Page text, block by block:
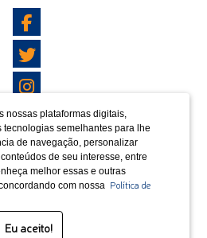
nossas plataformas digitais,
tecnologias semelhantes para lhe
de navegação, personalizar
de seu interesse, entre
melhor essas e outras
com nossa Política de
Eu aceito!